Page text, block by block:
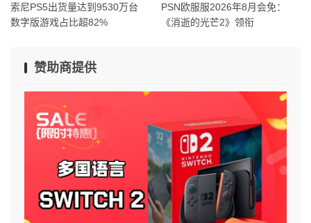
索尼PS5出货量达到9530万台
数字版游戏占比超82%
PSN欧服服2026年8月会免：
《消逝的光芒2》领衔
赞助商提供